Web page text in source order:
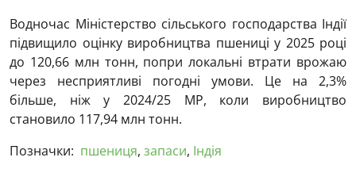
Водночас Міністерство сільського господарства Індії
підвищило оцінку виробництва пшениці у 2025 році
до 120,66 млн тонн, попри локальні втрати врожаю
через несприятливі погодні умови. Це на 2,3%
більше, ніж у 2024/25 МР, коли виробництво
становило 117,94 млн тонн.
Позначки: пшениця, запаси, Індія